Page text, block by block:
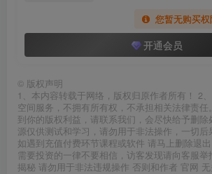
您暂无购买
开通会员
© 版权声明
1、本内容转载于网络，版权归原作者所有！ 2
空间服务，不拥有所有权，不承担相关法律责任
到你的版权利益，请联系我们，会尽快给予删
源仅供测试和学习，请勿用于非法操作，一切后
如遇到充值付费环节课程或软件 请马上删除退
需要投资的一律不要相信，访客发现请向客服举
揭秘 请勿用于非法违规操作 否则和作者 官网 无